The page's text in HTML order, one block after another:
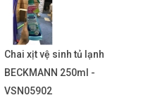
Chai xịt vệ sinh tủ lạnh
BECKMANN 250ml -
VSN05902